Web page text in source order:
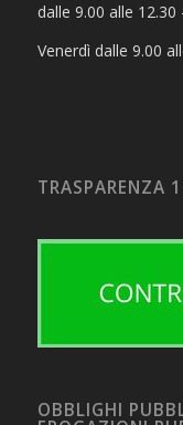
dalle 9.00 alle
Venerdì dalle 9.00
TRASPARENZA
OBBLIGHI